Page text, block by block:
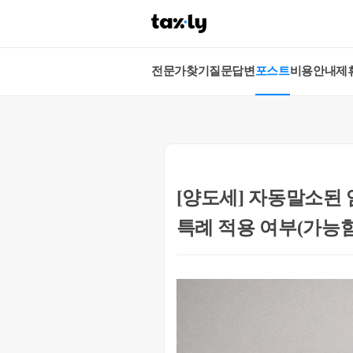
전문가찾기 질문답변 포스트비용안내제
[양도세] 자동말소된
특례 적용 여부(가능